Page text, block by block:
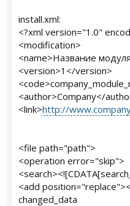
install.xml:
<?xml version="1.0"
<modification>
<name>Название
<version>1</version>
<author>Company</
<link>http://
<file path="path">
<operation error="skip">
<add
changed_data